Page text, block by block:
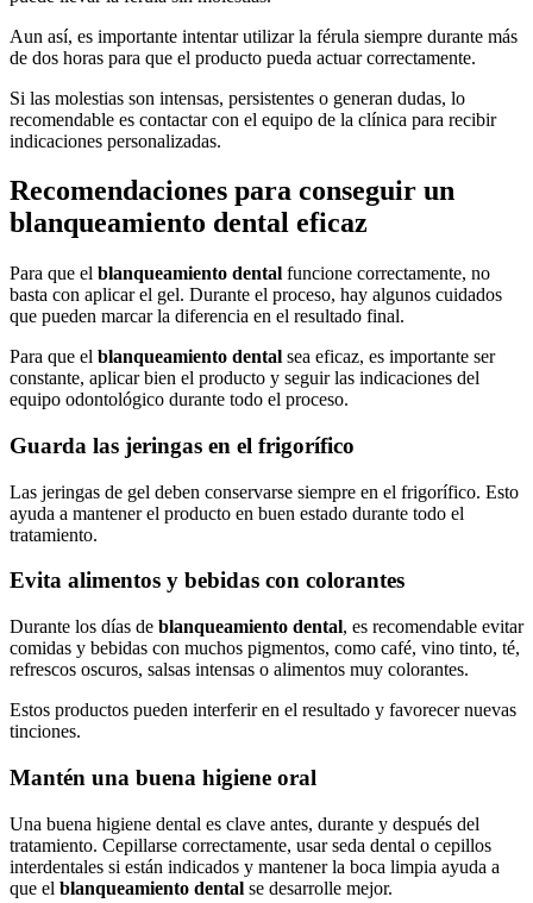
Aun así, es importante intentar utilizar la férula siempre durante más
de dos horas para que el producto pueda actuar correctamente.
Si las molestias son intensas, persistentes o generan dudas, lo
recomendable es contactar con el equipo de la clínica para recibir
indicaciones personalizadas.
Recomendaciones para conseguir un
blanqueamiento dental eficaz
Para que el blanqueamiento dental funcione correctamente, no
basta con aplicar el gel. Durante el proceso, hay algunos cuidados
que pueden marcar la diferencia en el resultado final.
Para que el blanqueamiento dental sea eficaz, es importante ser
constante, aplicar bien el producto y seguir las indicaciones del
equipo odontológico durante todo el proceso.
Guarda las jeringas en el frigorífico
Las jeringas de gel deben conservarse siempre en el frigorífico. Esto
ayuda a mantener el producto en buen estado durante todo el
tratamiento.
Evita alimentos y bebidas con colorantes
Durante los días de blanqueamiento dental, es recomendable evitar
comidas y bebidas con muchos pigmentos, como café, vino tinto, té,
refrescos oscuros, salsas intensas o alimentos muy colorantes.
Estos productos pueden interferir en el resultado y favorecer nuevas
tinciones.
Mantén una buena higiene oral
Una buena higiene dental es clave antes, durante y después del
tratamiento. Cepillarse correctamente, usar seda dental o cepillos
interdentales si están indicados y mantener la boca limpia ayuda a
que el blanqueamiento dental se desarrolle mejor.